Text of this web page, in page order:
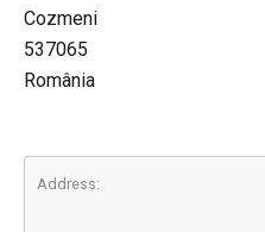
Cozmeni
537065
România
Address: